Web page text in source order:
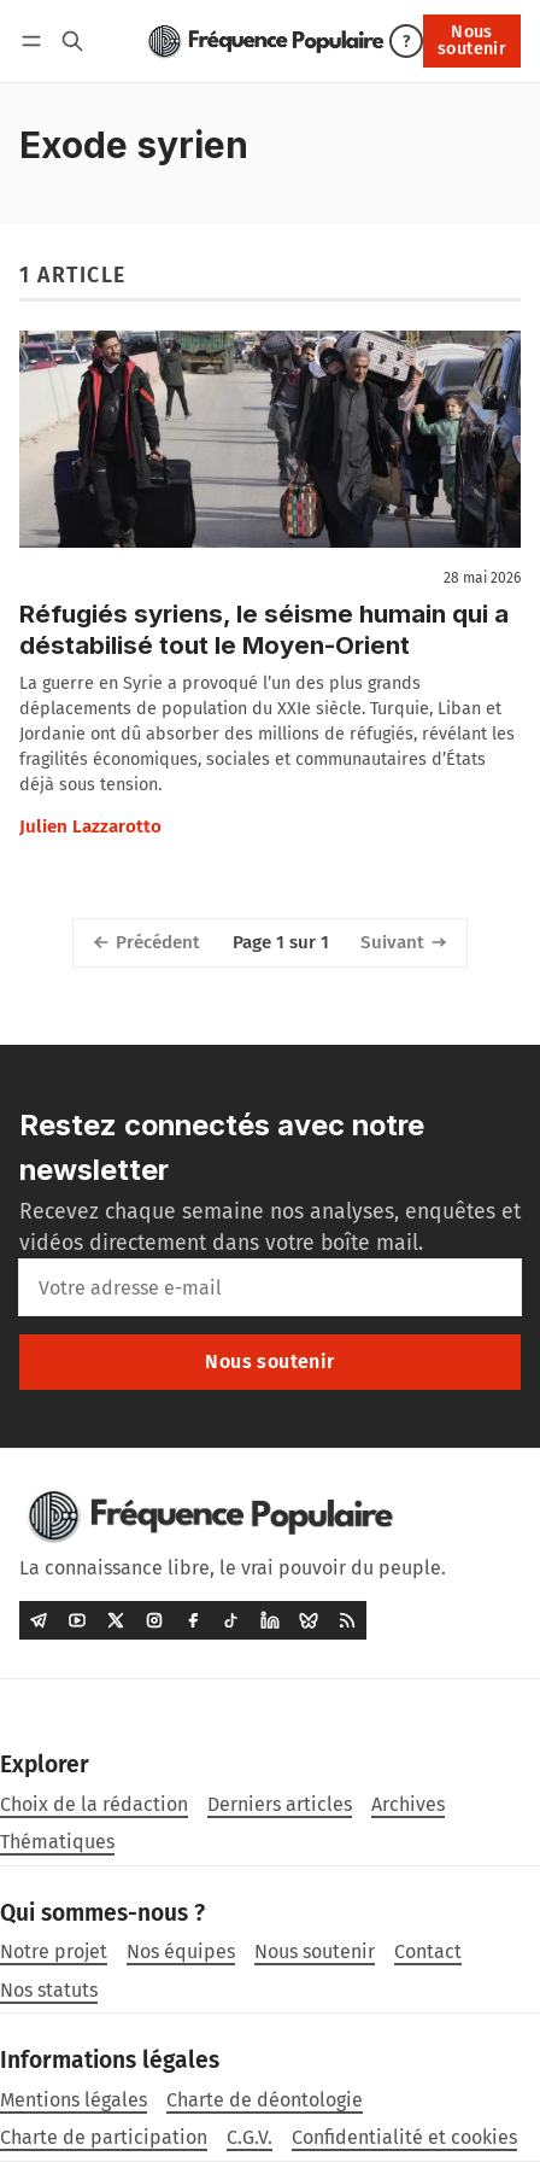
?
Nous
soutenir
Nous soutenir
Exode syrien
1 ARTICLE
28 mai 2026
Réfugiés syriens, le séisme humain qui a
déstabilisé tout le Moyen-Orient
La guerre en Syrie a provoqué l’un des plus grands
déplacements de population du XXIe siècle. Turquie, Liban et
Jordanie ont dû absorber des millions de réfugiés, révélant les
fragilités économiques, sociales et communautaires d’États
déjà sous tension.
Julien Lazzarotto
Précédent Page 1 sur 1 Suivant
Restez connectés avec notre
newsletter
Recevez chaque semaine nos analyses, enquêtes et
vidéos directement dans votre boîte mail.
Nous soutenir
La connaissance libre, le vrai pouvoir du peuple.
Explorer
Choix de la rédaction Derniers articles
Archives
Thématiques
Qui sommes-nous ?
Notre projet Nos équipes Nous soutenir
Contact
Nos statuts
Informations légales
Mentions légales
Charte de déontologie
Charte de participation
C.G.V. Confidentialité et cookies